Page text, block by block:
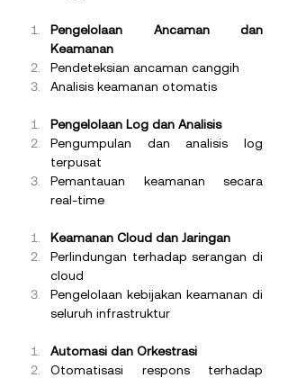
Pengelolaan Ancaman dan
Keamanan
Pendeteksian ancaman canggih
Analisis keamanan otomatis
Pengelolaan Log dan Analisis
Pengumpulan dan analisis log
terpusat
Pemantauan keamanan secara
real-time
Keamanan Cloud dan Jaringan
Perlindungan terhadap serangan di
cloud
Pengelolaan kebijakan keamanan di
seluruh infrastruktur
Automasi dan Orkestrasi
Otomatisasi respons terhadap